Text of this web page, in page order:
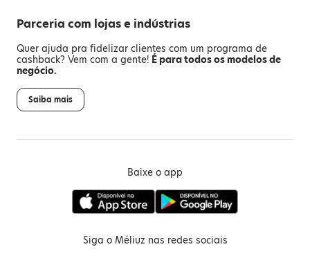
Parceria com lojas e indústrias
Quer ajuda pra fidelizar clientes com um programa de
cashback? Vem com a gente! É para todos os modelos de
negócio.
Saiba mais
Baixe o app
Siga o Méliuz nas redes sociais